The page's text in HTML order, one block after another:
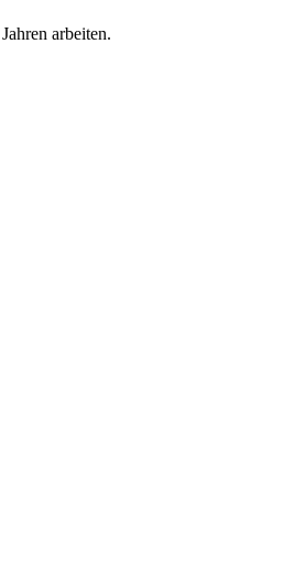
arbeiten.